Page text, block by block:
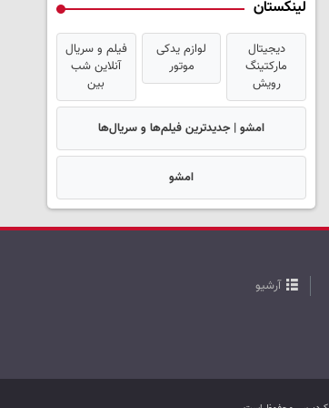
لینکستان
دیجیتال
مارکتینگ
رویش
لوازم یدکی
موتور
فیلم و سریال
آنلاین شب
بین
امشو | جدیدترین فیلم‌ها و سریال‌ها
امشو
آرشیو